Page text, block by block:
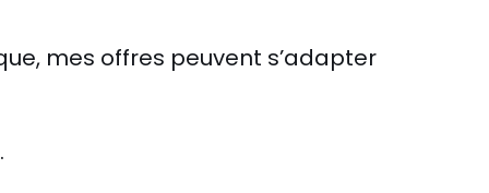
mes offres peuvent s’adapter